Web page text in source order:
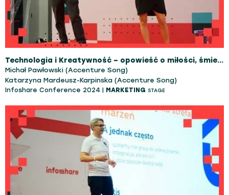
Technologia i Kreatywność – opowieść o miłości, śmierci i pewnej mizoginistycznej lalce.
Michał Pawłowski (Accenture Song)
Katarzyna Mardeusz-Karpinska (Accenture Song)
Infoshare Conference 2024 | MARKETING STAGE